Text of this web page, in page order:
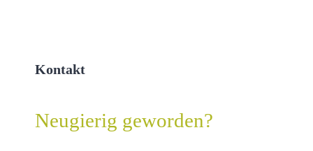
Kontakt
Neugierig geworden?